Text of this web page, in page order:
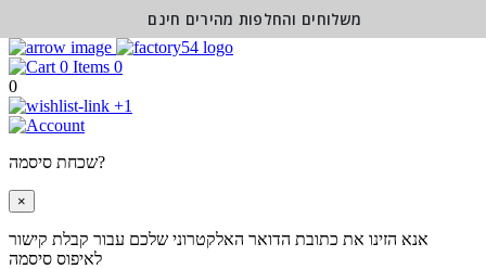
0
0
+1
שכחת סיסמה?
×
אנא הזינו את כתובת הדואר האלקטרוני שלכם עבור קבלת קישור
לאיפוס סיסמה
משלוחים והחלפות מהירים חינם